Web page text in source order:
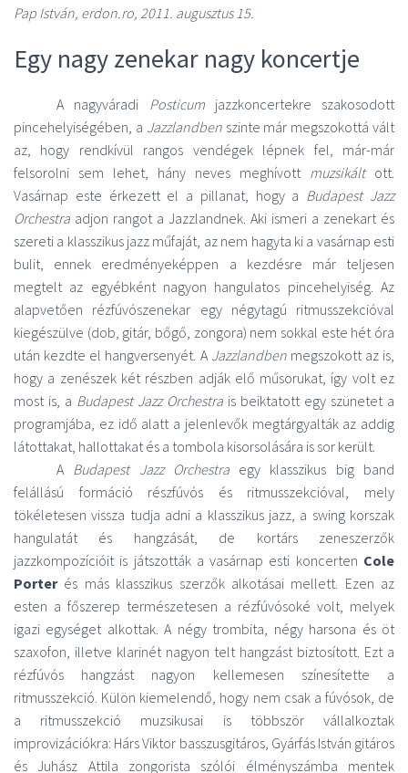
Pap István, erdon.ro, 2011. augusztus 15.
Egy nagy zenekar nagy koncertje
A nagyváradi Posticum jazzkoncertekre szakosodott
pincehelyiségében, a Jazzlandben szinte már megszokottá vált
az, hogy rendkívül rangos vendégek lépnek fel, már-már
felsorolni sem lehet, hány neves meghívott muzsikált ott.
Vasárnap este érkezett el a pillanat, hogy a Budapest Jazz
Orchestra adjon rangot a Jazzlandnek. Aki ismeri a zenekart és
szereti a klasszikus jazz műfaját, az nem hagyta ki a vasárnap esti
bulit, ennek eredményeképpen a kezdésre már teljesen
megtelt az egyébként nagyon hangulatos pincehelyiség. Az
alapvetően rézfúvószenekar egy négytagú ritmusszekcióval
kiegészülve (dob, gitár, bőgő, zongora) nem sokkal este hét óra
után kezdte el hangversenyét. A Jazzlandben megszokott az is,
hogy a zenészek két részben adják elő műsorukat, így volt ez
most is, a Budapest Jazz Orchestra is beiktatott egy szünetet a
programjába, ez idő alatt a jelenlevők megtárgyalták az addig
látottakat, hallottakat és a tombola kisorsolására is sor került.
A Budapest Jazz Orchestra egy klasszikus big band
felállású formáció részfúvós és ritmusszekcióval, mely
tökéletesen vissza tudja adni a klasszikus jazz, a swing korszak
hangulatát és hangzását, de kortárs zeneszerzők
jazzkompozícióit is játszották a vasárnap esti koncerten Cole
Porter és más klasszikus szerzők alkotásai mellett. Ezen az
esten a főszerep természetesen a rézfúvósoké volt, melyek
igazi egységet alkottak. A négy trombita, négy harsona és öt
szaxofon, illetve klarinét nagyon telt hangzást biztosított. Ezt a
rézfúvós hangzást nagyon kellemesen színesítette a
ritmusszekció. Külön kiemelendő, hogy nem csak a fúvósok, de
a ritmusszekció muzsikusai is többször vállalkoztak
improvizációkra: Hárs Viktor basszusgitáros, Gyárfás István gitáros
és Juhász Attila zongorista szólói élményszámba mentek